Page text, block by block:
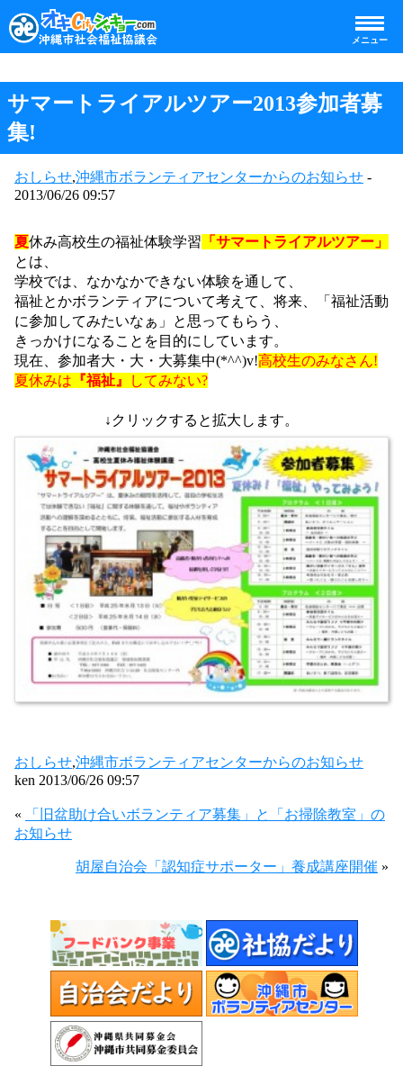
メニュー
サマートライアルツアー2013参加者募
集!
おしらせ,沖縄市ボランティアセンターからのお知らせ -
2013/06/26 09:57
夏休み高校生の福祉体験学習 「 サマートライアルツアー」
とは、
学校では、 なかなかできない体験を通して、
福祉とかボランティアについて考えて、 将来、「福祉活動
に参加してみたいなぁ」と思ってもらう、
きっかけになることを目的にしています。
現在、参加者大・大・大募集中(*^^)v!高校生のみなさん!
夏休みは 『福祉』 してみない?
↓クリックすると拡大します。
おしらせ,沖縄市ボランティアセンターからのお知らせ
ken 2013/06/26 09:57
«
「旧盆助け合いボランティア募集」と「お掃除教室」の
お知らせ
胡屋自治会「認知症サポーター」養成講座開催 »